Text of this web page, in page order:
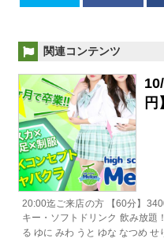
関連コンテンツ
円
20:00迄ご来店の方 【60分】
キー・ソフトドリンク 飲み放
る ゆに みわ うと ゆな なつめ